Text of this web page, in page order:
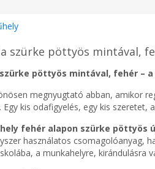
szürke pöttyös mintával,
pöttyös mintával, fehér –
megnyugtató abban, amikor
Egy kis odafigyelés, egy kis szeretet,
fehér alapon szürke pöttyös
használatos csomagolóanyag,
a munkahelyre, kirándulásra